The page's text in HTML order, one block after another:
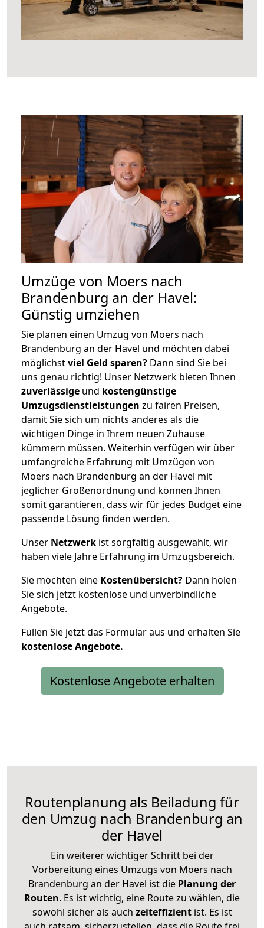
Umzüge von Moers nach
Brandenburg an der Havel:
Günstig umziehen
Sie planen einen Umzug von Moers nach
Brandenburg an der Havel und möchten dabei
möglichstviel Geld sparen? Dann sind Sie bei
uns genau richtig! Unser Netzwerk bieten Ihnen
zuverlässige und kostengünstige
Umzugsdienstleistungen zu fairen Preisen,
damit Sie sich um nichts anderes als die
wichtigen Dinge in Ihrem neuen Zuhause
kümmern müssen. Weiterhin verfügen wir über
umfangreiche Erfahrung mit Umzügen von
Moers nach Brandenburg an der Havel mit
jeglicher Größenordnung und können Ihnen
somit garantieren, dass wir für jedes Budget eine
passende Lösung finden werden.
Unser Netzwerk ist sorgfältig ausgewählt, wir
haben viele Jahre Erfahrung im Umzugsbereich.
Sie möchten eine Kostenübersicht? Dann holen
Sie sich jetzt kostenlose und unverbindliche
Angebote.
Füllen Sie jetzt das Formular aus und erhalten Sie
kostenloseAngebote.
Kostenlose Angebote erhalten
Routenplanung als Beiladung für
den Umzug nach Brandenburg an
der Havel
Ein weiterer wichtiger Schritt bei der
Vorbereitung eines Umzugs von Moers nach
Brandenburg an der Havel ist die Planung der
Routen. Es ist wichtig, eine Route zu wählen, die
sowohl sicher als auch zeiteffizientist. Es ist